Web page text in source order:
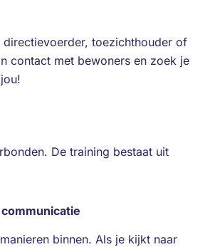
toezichthouder of
contact met bewoners en zoek je
De training bestaat uit
binnen. Als je kijkt naar